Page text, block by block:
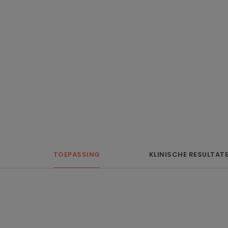
TOEPASSING KLINISCHE